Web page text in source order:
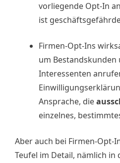
vorliegende Opt-In
ist
Firmen-Opt-Ins
um Bestandskunden
Interessenten
Ansprache, die
einzelnes,
Aber auch bei Firmen-Opt-
Teufel im Detail, nämlich in